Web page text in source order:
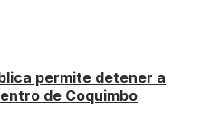
permite detener a
de Coquimbo